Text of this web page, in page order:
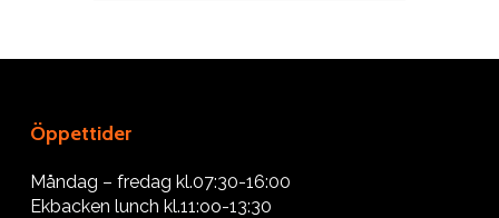
Öppettider
Måndag – fredag kl.07:30-16:00
Ekbacken lunch kl.11:oo-13:30